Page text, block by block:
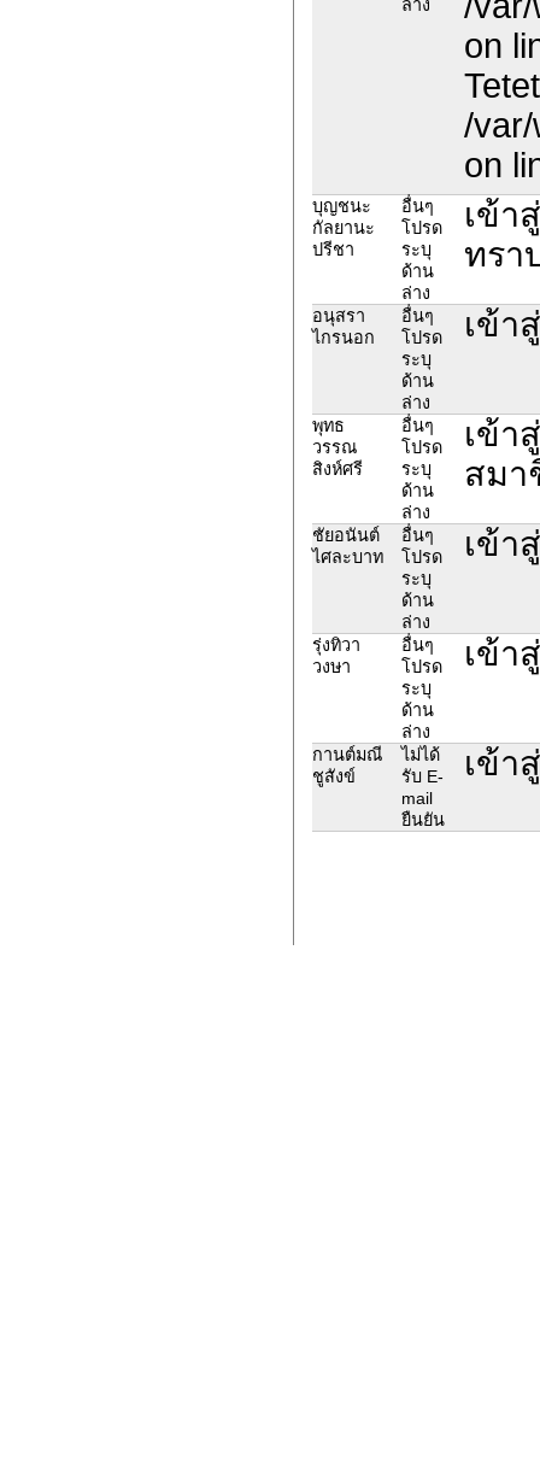
ล่าง
on
/var/
on
บุญชนะ
กัลยานะ
ปรีชา
อื่นๆ
โปรด
ระบุ
ด้าน
ล่าง
เข้า
ทรา
อนุสรา
ไกรนอก
อื่นๆ
โปรด
ระบุ
ด้าน
ล่าง
เข้า
พุทธ
วรรณ
สิงห์ศรี
อื่นๆ
โปรด
ระบุ
ด้าน
ล่าง
เข้า
สมา
ชัยอนันต์​
ไศละบาท​
อื่นๆ
โปรด
ระบุ
ด้าน
ล่าง
เข้า
รุ่งทิวา
วงษา
อื่นๆ
โปรด
ระบุ
ด้าน
ล่าง
เข้า
กานต์มณี
ชูสังข์
ไม่ได้
รับ E-
mail
ยืนยัน
เข้า